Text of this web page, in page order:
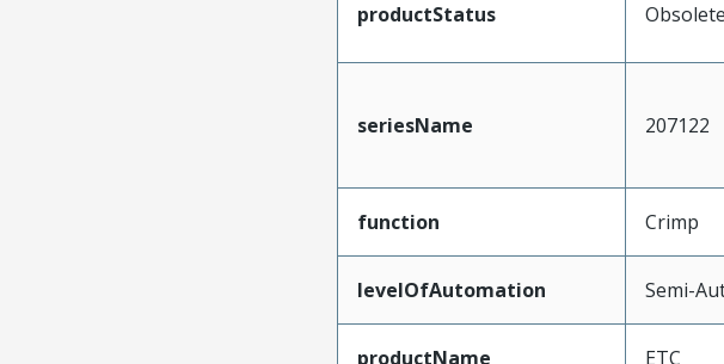
productStatus Obsolete
seriesName 207122
function Crimp
levelOfAutomation Semi-
productName ETC